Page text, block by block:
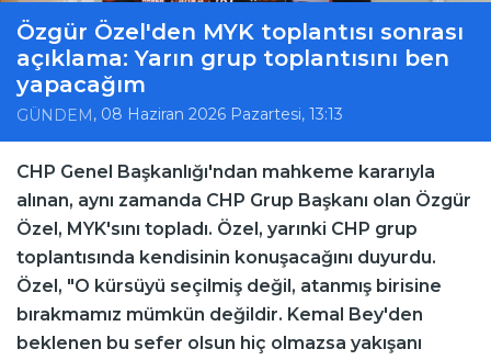
Özgür Özel'den MYK toplantısı sonrası
açıklama: Yarın grup toplantısını ben
yapacağım
GÜNDEM , 08 Haziran 2026 Pazartesi, 13:13
CHP Genel Başkanlığı'ndan mahkeme kararıyla
alınan, aynı zamanda CHP Grup Başkanı olan Özgür
Özel, MYK'sını topladı. Özel, yarınki CHP grup
toplantısında kendisinin konuşacağını duyurdu.
Özel, "O kürsüyü seçilmiş değil, atanmış birisine
bırakmamız mümkün değildir. Kemal Bey'den
beklenen bu sefer olsun hiç olmazsa yakışanı